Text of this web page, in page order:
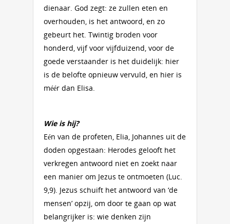
dienaar. God zegt: ze zullen eten en
overhouden, is het antwoord, en zo
gebeurt het. Twintig broden voor
honderd, vijf voor vijfduizend, voor de
goede verstaander is het duidelijk: hier
is de belofte opnieuw vervuld, en hier is
méér dan Elisa.
Wie is hij?
Eén van de profeten, Elia, Johannes uit de
doden opgestaan: Herodes gelooft het
verkregen antwoord niet en zoekt naar
een manier om Jezus te ontmoeten (Luc.
9,9). Jezus schuift het antwoord van ‘de
mensen’ opzij, om door te gaan op wat
belangrijker is: wie denken zijn